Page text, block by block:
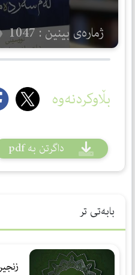
ژمارەی بینین : 1047
بڵاوکردنەوە
داگرتن بە pdf
بابەتی تر